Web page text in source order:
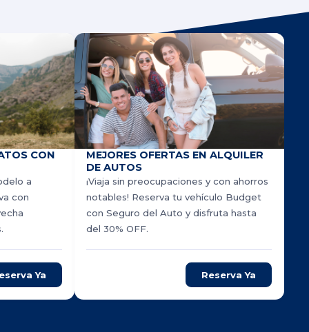
CON
a
con
Ya
MEJORES OFERTAS EN ALQUILER
DE AUTOS
¡Viaja sin preocupaciones y con ahorros
notables! Reserva tu vehículo Budget
con Seguro del Auto y disfruta hasta
del 30% OFF.
Reserva Ya